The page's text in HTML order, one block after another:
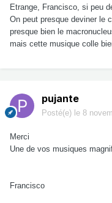
Etrange, Francisco, si peu
On peut presque deviner le
presque bien le
mais cette musique colle
pujante
Posté(e) le 8
Merci
Une de vos musiques
Francisco